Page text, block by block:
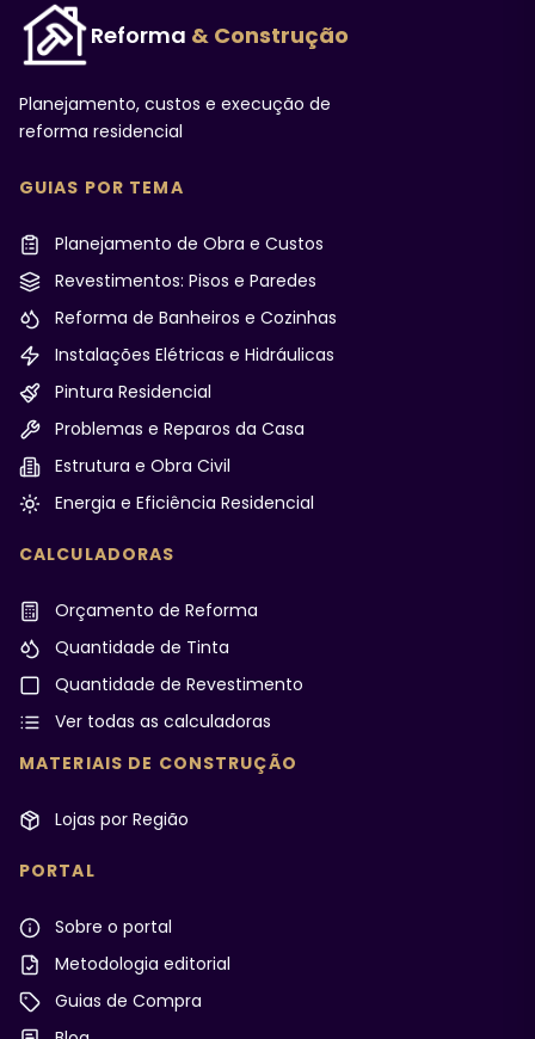
Reforma & Construção
Planejamento, custos e execução de
reforma residencial
GUIAS POR TEMA
Planejamento de Obra e Custos
Revestimentos: Pisos e Paredes
Reforma de Banheiros e Cozinhas
Instalações Elétricas e Hidráulicas
Pintura Residencial
Problemas e Reparos da Casa
Estrutura e Obra Civil
Energia e Eficiência Residencial
CALCULADORAS
Orçamento de Reforma
Quantidade de Tinta
Quantidade de Revestimento
Ver todas as calculadoras
MATERIAIS DE CONSTRUÇÃO
Lojas por Região
PORTAL
Sobre o portal
Metodologia editorial
Guias de Compra